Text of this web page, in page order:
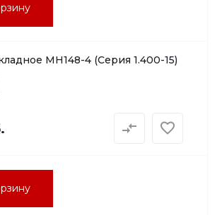
МН148-4 (Серия 1.400-15)